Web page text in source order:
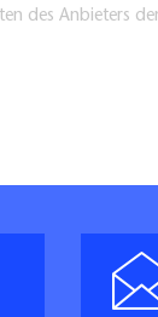
des Anbieters